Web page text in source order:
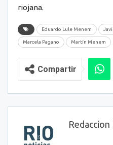
riojana.
Eduardo Lule Menem
Marcela Pagano Martín Menem
Compartir